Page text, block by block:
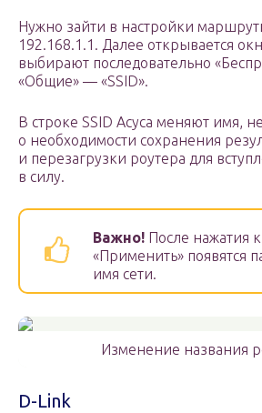
Нужно зайти в настройки
192.168.1.1. Далее открывается
выбирают последовательно
«Общие» — «SSID».
В строке SSID Асуса меняют имя,
о необходимости сохранения
и перезагрузки роутера для
в силу.
Важно! После нажатия
«Применить» появятся
имя сети.
Изменение названия
D-Link